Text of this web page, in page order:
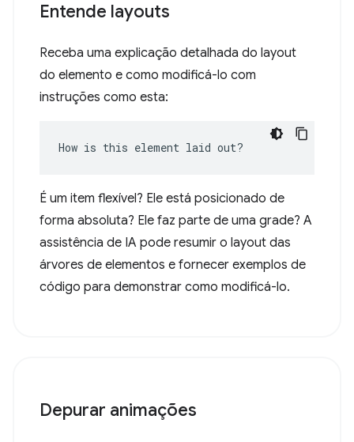
Entende layouts
Receba uma explicação detalhada do layout
do elemento e como modificá-lo com
instruções como esta:
How is this element laid out?
É um item flexível? Ele está posicionado de
forma absoluta? Ele faz parte de uma grade? A
assistência de IA pode resumir o layout das
árvores de elementos e fornecer exemplos de
código para demonstrar como modificá-lo.
Depurar animações